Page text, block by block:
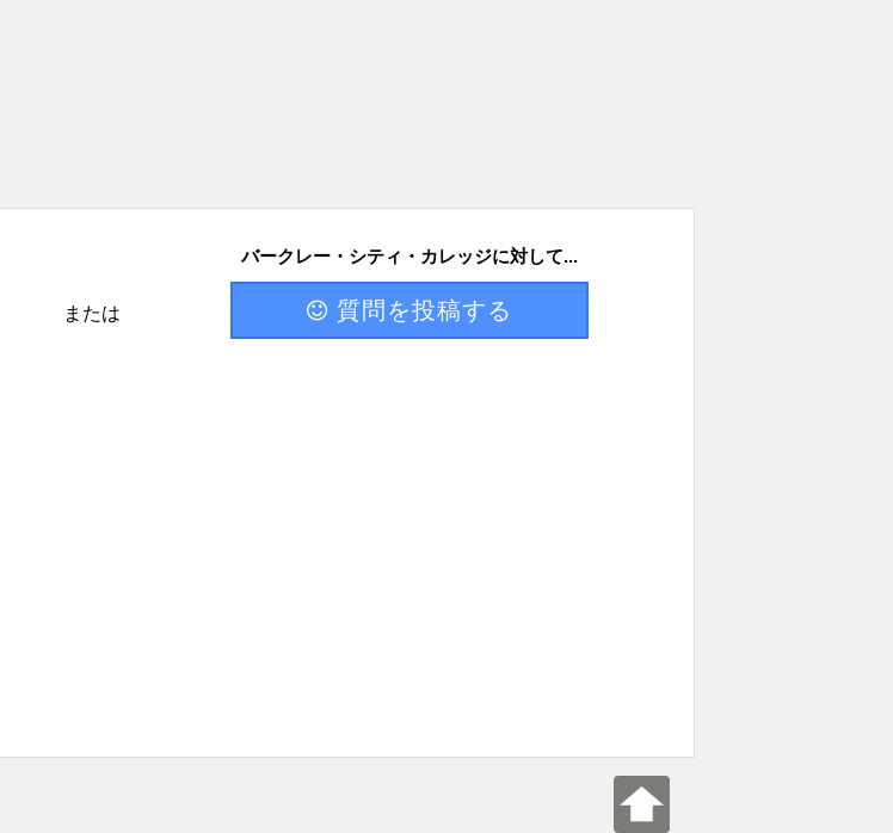
または
バークレー・シティ・カレッジに対して...
質問を投稿する